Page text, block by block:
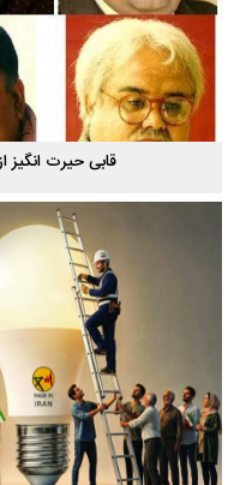
قابی حیرت‌ انگیز